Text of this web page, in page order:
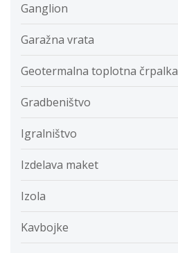
Ganglion
Garažna vrata
Geotermalna toplotna črpalka
Gradbeništvo
Igralništvo
Izdelava maket
Izola
Kavbojke